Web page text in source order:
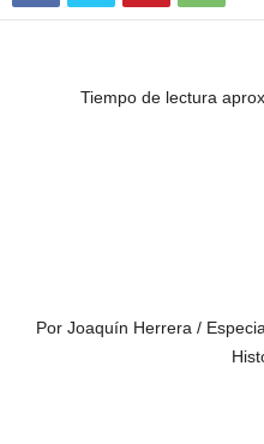
Tiempo de lectura
Por Joaquín Herrera /